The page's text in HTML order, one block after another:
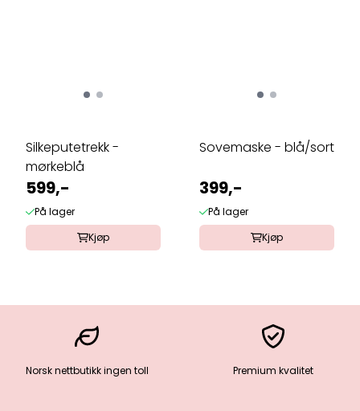
Silkeputetrekk -
mørkeblå
599,-
På lager
Kjøp
Sovemaske - blå/sort
399,-
På lager
Kjøp
Norsk nettbutikk ingen toll Premium kvalitet